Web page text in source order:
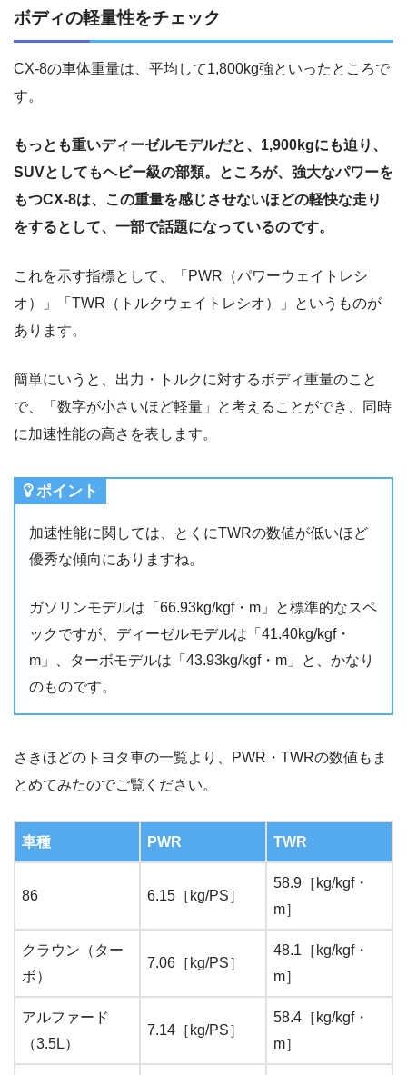
ボディの軽量性をチェック
CX-8の車体重量は、平均して1,800kg強といったところで
す。
もっとも重いディーゼルモデルだと、1,900kgにも迫り、
SUVとしてもヘビー級の部類。ところが、強大なパワーを
もつCX-8は、この重量を感じさせないほどの軽快な走り
をするとして、一部で話題になっているのです。
これを示す指標として、「PWR（パワーウェイトレシ
オ）」「TWR（トルクウェイトレシオ）」というものが
あります。
簡単にいうと、出力・トルクに対するボディ重量のこと
で、「数字が小さいほど軽量」と考えることができ、同時
に加速性能の高さを表します。
ポイント
加速性能に関しては、とくにTWRの数値が低いほど
優秀な傾向にありますね。
ガソリンモデルは「66.93kg/kgf・m」と標準的なスペ
ックですが、ディーゼルモデルは「41.40kg/kgf・
m」、ターボモデルは「43.93kg/kgf・m」と、かなり
のものです。
さきほどのトヨタ車の一覧より、PWR・TWRの数値もま
とめてみたのでご覧ください。
車種 PWR TWR
86 6.15［kg/PS］
58.9［kg/kgf・
m］
クラウン（ター
ボ）
7.06［kg/PS］
48.1［kg/kgf・
m］
アルファード
（3.5L）
7.14［kg/PS］
58.4［kg/kgf・
m］